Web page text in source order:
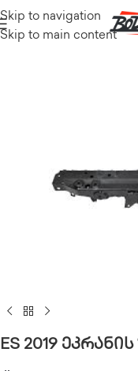
Skip to navigation
Skip to main content
ES 2019